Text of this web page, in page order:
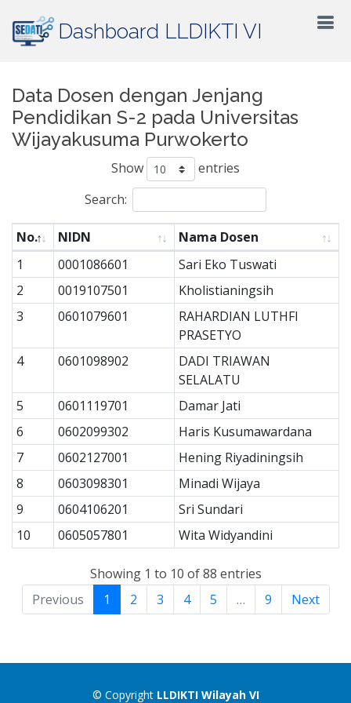
Dashboard LLDIKTI VI
Data Dosen dengan Jenjang
Pendidikan S-2 pada Universitas
Wijayakusuma Purwokerto
Show
entries
Search:
No. NIDN
Nama Dosen
1
0001086601
Sari Eko Tuswati
2
0019107501
Kholistianingsih
3
0601079601
RAHARDIAN LUTHFI
PRASETYO
4
0601098902
DADI TRIAWAN
SELALATU
5
0601119701
Damar Jati
6
0602099302
Haris Kusumawardana
7
0602127001
Hening Riyadiningsih
8
0603098301
Minadi Wijaya
9
0604106201
Sri Sundari
10
0605057801 Wita Widyandini
Showing 1 to 10 of 88 entries
Previous
1 2 3 4 5 … 9 Next
© Copyright LLDIKTI Wilayah VI